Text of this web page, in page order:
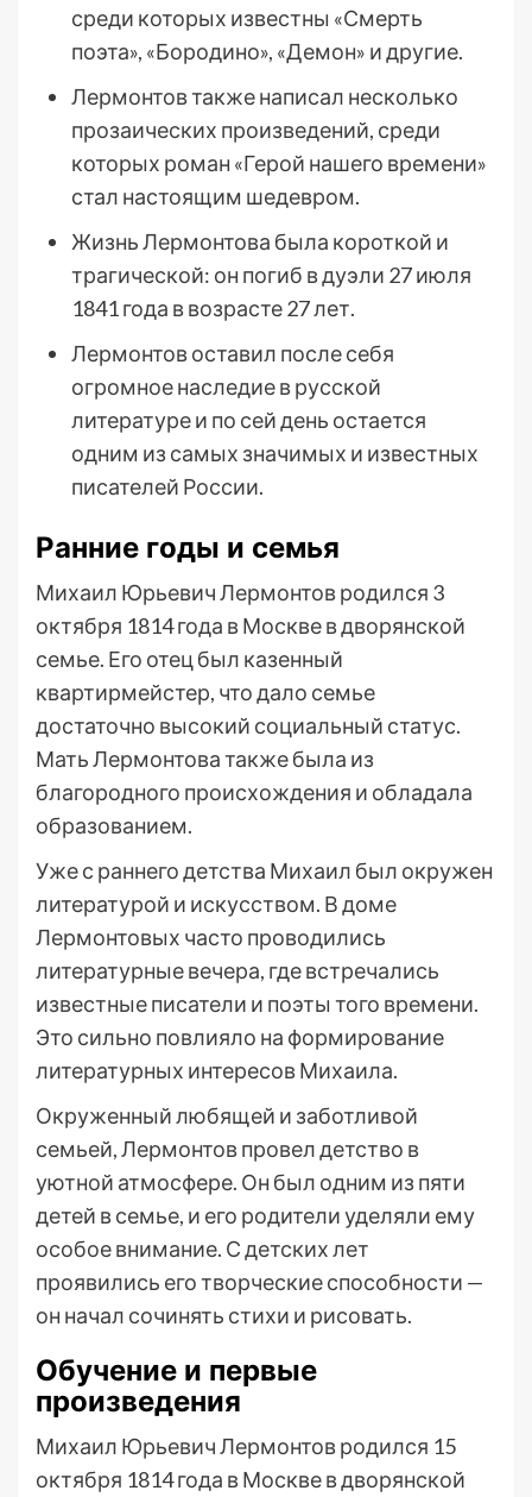
среди которых известны «Смерть
поэта», «Бородино», «Демон» и другие.
Лермонтов также написал несколько
прозаических произведений, среди
которых роман «Герой нашего времени»
стал настоящим шедевром.
Жизнь Лермонтова была короткой и
трагической: он погиб в дуэли 27 июля
1841 года в возрасте 27 лет.
Лермонтов оставил после себя
огромное наследие в русской
литературе и по сей день остается
одним из самых значимых и известных
писателей России.
Ранние годы и семья
Михаил Юрьевич Лермонтов родился 3
октября 1814 года в Москве в дворянской
семье. Его отец был казенный
квартирмейстер, что дало семье
достаточно высокий социальный статус.
Мать Лермонтова также была из
благородного происхождения и обладала
образованием.
Уже с раннего детства Михаил был окружен
литературой и искусством. В доме
Лермонтовых часто проводились
литературные вечера, где встречались
известные писатели и поэты того времени.
Это сильно повлияло на формирование
литературных интересов Михаила.
Окруженный любящей и заботливой
семьей, Лермонтов провел детство в
уютной атмосфере. Он был одним из пяти
детей в семье, и его родители уделяли ему
особое внимание. С детских лет
проявились его творческие способности —
он начал сочинять стихи и рисовать.
Обучение и первые
произведения
Михаил Юрьевич Лермонтов родился 15
октября 1814 года в Москве в дворянской